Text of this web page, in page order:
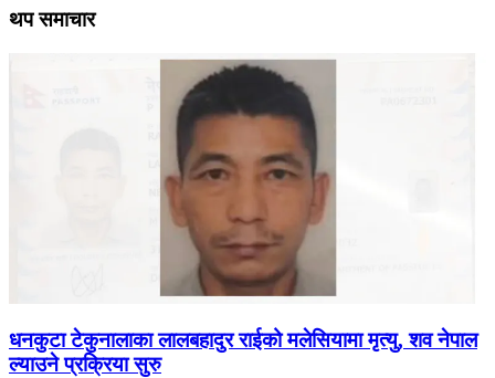
थप समाचार
धनकुटा टेकुनालाका लालबहादुर राईको मलेसियामा मृत्यु, शव नेपाल
ल्याउने प्रक्रिया सुरु